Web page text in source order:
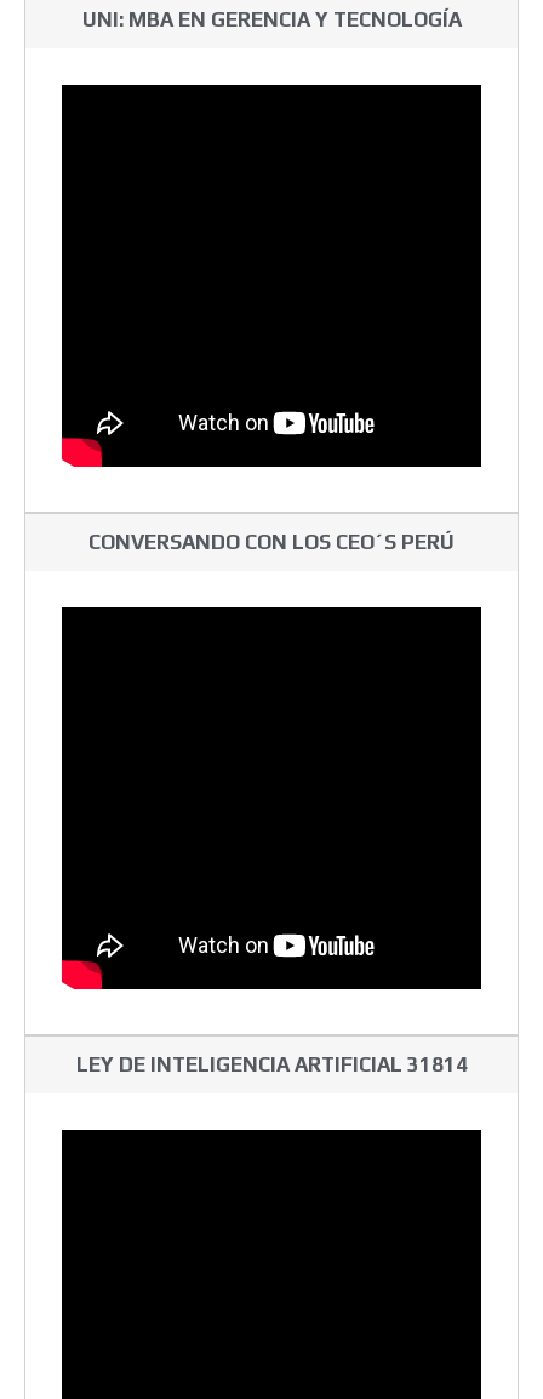
UNI: MBA EN GERENCIA Y TECNOLOGÍA
CONVERSANDO CON LOS CEO´S PERÚ
LEY DE INTELIGENCIA ARTIFICIAL 31814